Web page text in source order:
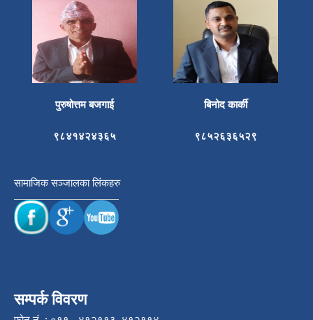
पुरुषोत्तम बजगाई बिनोद कार्की
९८४१४२४३६५ ९८५२६३६५२९
सामाजिक सञ्जालका लिंकहरु
सम्पर्क विवरण